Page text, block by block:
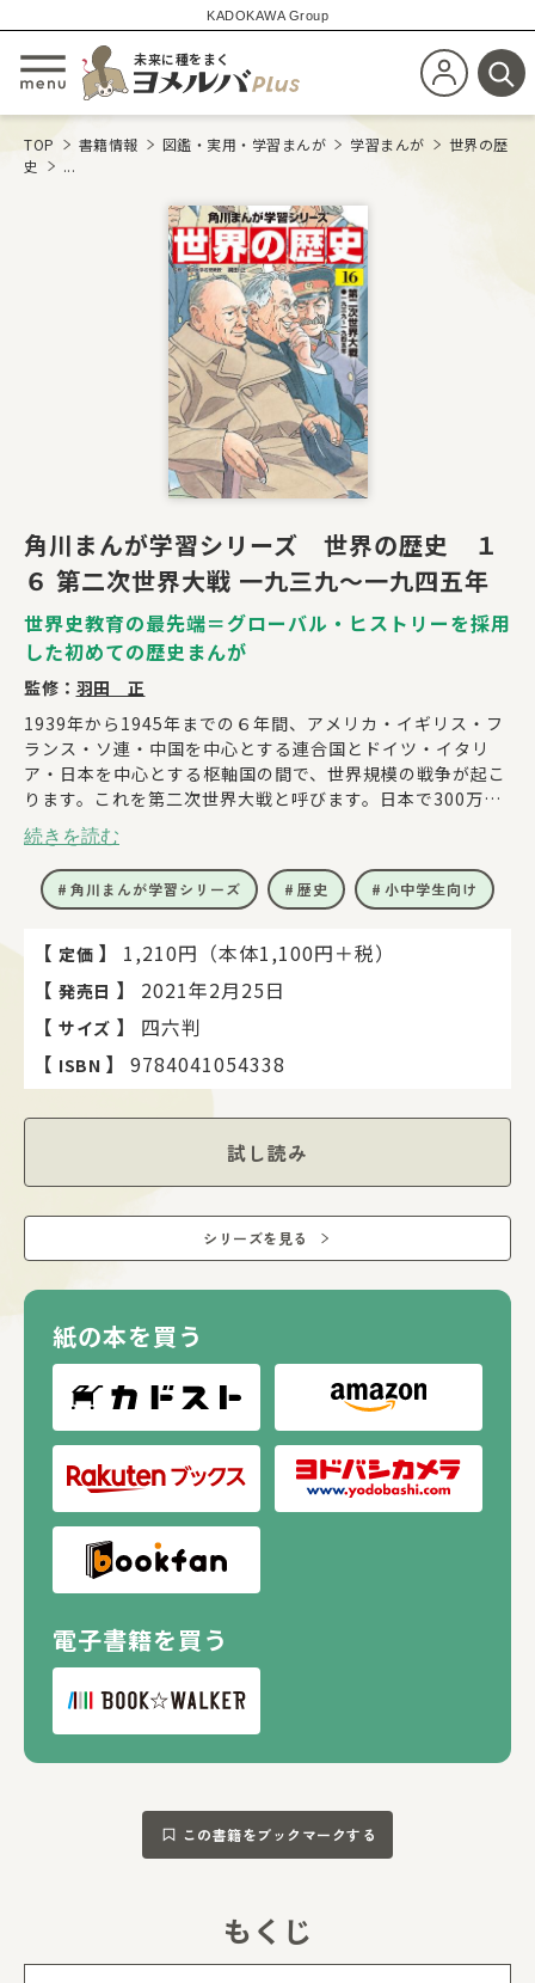
KADOKAWA Group
メニューを開閉する
未来に種をまく
新規会員登
検
TOP 書籍情報 図鑑・実用・学習まんが 学習まんが
世界の歴
史
...
角川まんが学習シリーズ 世界の歴史 １
６ 第二次世界大戦 一九三九～一九四五年
世界史教育の最先端＝グローバル・ヒストリーを採用
した初めての歴史まんが
監修： 羽田 正
1939年から1945年までの６年間、アメリカ・イギリス・フ
ランス・ソ連・中国を中心とする連合国とドイツ・イタリ
ア・日本を中心とする枢軸国の間で、世界規模の戦争が起こ
ります。これを第二次世界大戦と呼びます。日本で300万
人、世界全体で6000万人以上がこの戦争で亡くなりまし
た。全体主義が力を持った日本とドイツの動きに注目しなが
ら、この悲惨な戦争に至る過程と戦争の経過をたどってみま
しょう。
【目次】
第1章 中国の国民革命と日中戦争
第2章 ファシズムの台頭
第4章 太平洋戦争と大戦の終結
続きを読む
角川まんが学習シリーズ 歴史 小中学生向け
【 定価 】
1,210円（本体1,100円＋税）
【 発売日 】
2021年2月25日
【 サイズ 】
四六判
【 ISBN 】 9784041054338
試し読み
シリーズを見る
紙の本を買う
電子書籍を買う
この書籍をブックマークする
もくじ